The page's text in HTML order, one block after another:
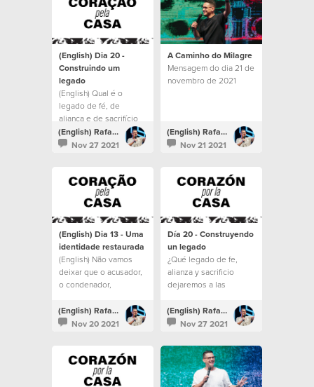
(English) Dia 20 -
Construindo um
legado
(English) Qual é o
legado de fé, de
aliança e de sacrifício
que nós vamos deixar
para as gerações que
(English) Rafael Bitencourt
Nov 27 2021
A Caminho do Milagre
Mensagem do dia 21 de
novembro de 2021
(English) Rafael Bitencourt
Nov 21 2021
(English) Dia 13 - Uma
identidade restaurada
(English) Não vamos
deixar que o acusador,
o condenador,
identidade pelos
nossos erros.
(English) Rafael Bitencourt
Nov 20 2021
Día 20 - Construyendo
un legado
¿Qué legado de fe,
alianza y sacrificio
dejaremos a las
siguientes?
(English) Rafael Bitencourt
Nov 27 2021